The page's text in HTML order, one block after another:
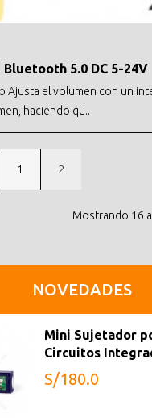
Bluetooth 5.0 DC 5-24V
Ajusta el volumen con un
haciendo qu..
1 2
Mostrando 16
NOVEDADES
Mini Sujetador
Circuitos
S/180.0